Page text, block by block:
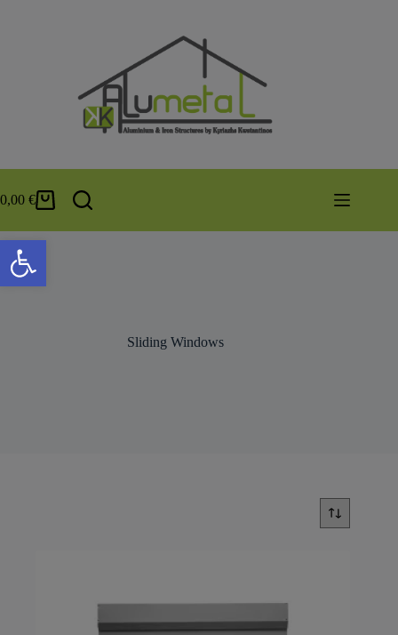
Ανοίξτε τη γραμμή εργαλείων
0,00 €
Sliding Windows